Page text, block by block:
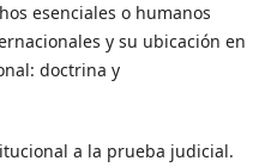
esenciales o humanos
y su ubicación en
doctrina y
a la prueba judicial.